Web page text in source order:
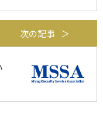
次の記事